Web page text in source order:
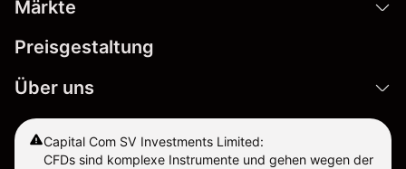
Märkte
Preisgestaltung
Über uns
Capital Com SV Investments Limited:
CFDs sind komplexe Instrumente und gehen wegen der